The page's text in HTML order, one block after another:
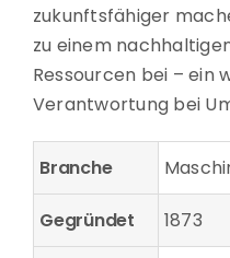
zukunftsfähiger
zu einem
Ressourcen bei – ein
Verantwortung bei
Branche
Gegründet 1873